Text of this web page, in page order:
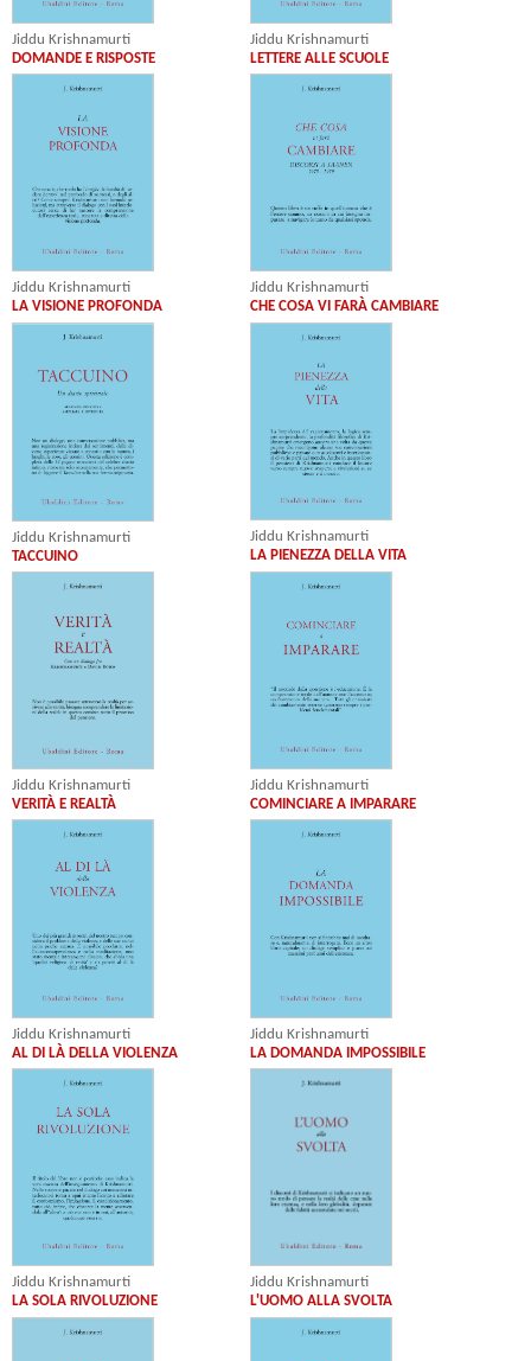
Jiddu Krishnamurti
DOMANDE E RISPOSTE
Jiddu Krishnamurti
LETTERE ALLE SCUOLE
Jiddu Krishnamurti
LA VISIONE PROFONDA
Jiddu Krishnamurti
CHE COSA VI FARÀ CAMBIARE
Jiddu Krishnamurti
TACCUINO
Jiddu Krishnamurti
LA PIENEZZA DELLA VITA
Jiddu Krishnamurti
VERITÀ E REALTÀ
Jiddu Krishnamurti
COMINCIARE A IMPARARE
Jiddu Krishnamurti
AL DI LÀ DELLA VIOLENZA
Jiddu Krishnamurti
LA DOMANDA IMPOSSIBILE
Jiddu Krishnamurti
LA SOLA RIVOLUZIONE
Jiddu Krishnamurti
L'UOMO ALLA SVOLTA